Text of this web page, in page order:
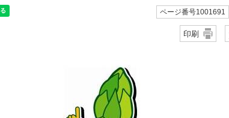
ページ番号1001691
印刷